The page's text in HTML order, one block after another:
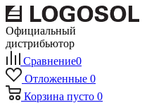
Официальный
дистрибьютор
Сравнение0
Отложенные 0
Корзина пусто 0